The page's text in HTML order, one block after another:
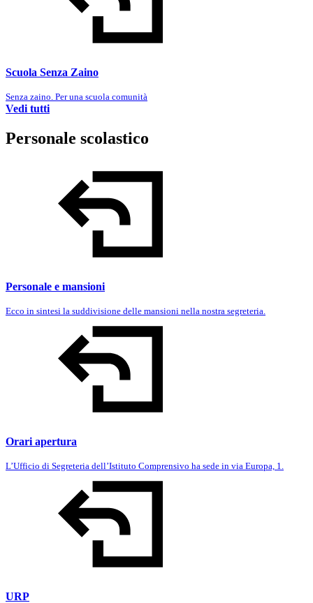
Scuola Senza Zaino
Senza zaino. Per una scuola comunità
Vedi tutti
Personale scolastico
Personale e mansioni
Ecco in sintesi la suddivisione delle mansioni nella nostra segreteria.
Orari apertura
L’Ufficio di Segreteria dell’Istituto Comprensivo ha sede in via Europa, 1.
URP